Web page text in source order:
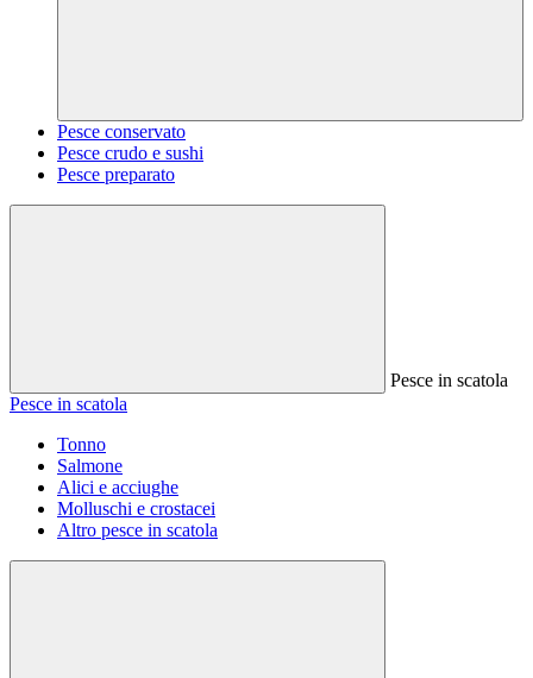
Pesce conservato
Pesce crudo e sushi
Pesce preparato
Pesce in scatola
Pesce in scatola
Tonno
Salmone
Alici e acciughe
Molluschi e crostacei
Altro pesce in scatola